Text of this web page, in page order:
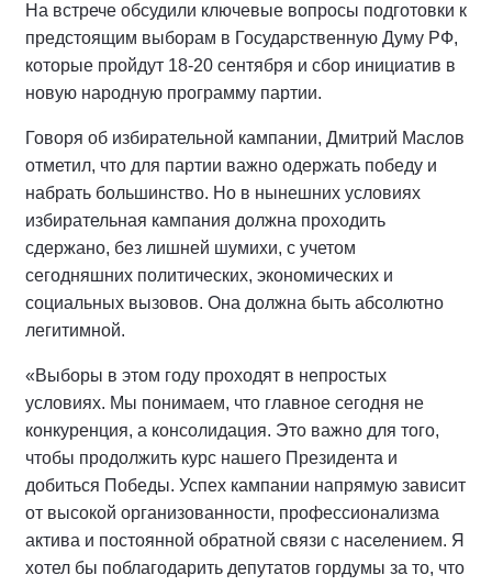
На встрече обсудили ключевые вопросы подготовки к
предстоящим выборам в Государственную Думу РФ,
которые пройдут 18-20 сентября и сбор инициатив в
новую народную программу партии.
Говоря об избирательной кампании, Дмитрий Маслов
отметил, что для партии важно одержать победу и
набрать большинство. Но в нынешних условиях
избирательная кампания должна проходить
сдержано, без лишней шумихи, с учетом
сегодняшних политических, экономических и
социальных вызовов. Она должна быть абсолютно
легитимной.
«Выборы в этом году проходят в непростых
условиях. Мы понимаем, что главное сегодня не
конкуренция, а консолидация. Это важно для того,
чтобы продолжить курс нашего Президента и
добиться Победы. Успех кампании напрямую зависит
от высокой организованности, профессионализма
актива и постоянной обратной связи с населением. Я
хотел бы поблагодарить депутатов гордумы за то, что